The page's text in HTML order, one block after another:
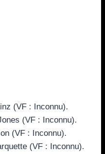
(VF : Inconnu).
(VF : Inconnu).
(VF : Inconnu).
(VF : Inconnu).